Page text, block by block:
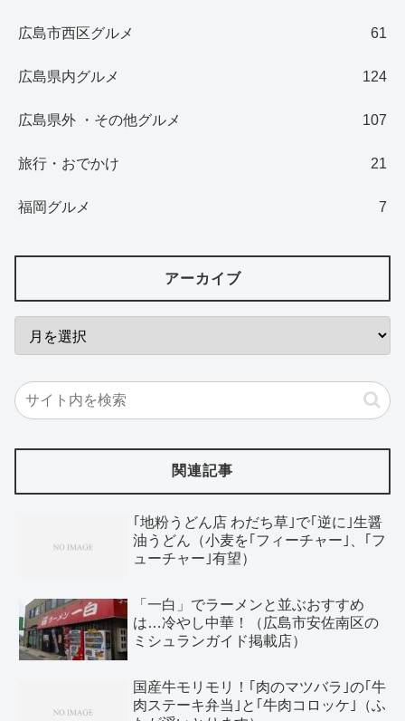
広島市西区グルメ 61
広島県内グルメ 124
広島県外 ・その他グルメ 107
旅行・おでかけ 21
福岡グルメ 7
アーカイブ
関連記事
｢地粉うどん店 わだち草｣で｢逆に｣生醤
油うどん（小麦を｢フィーチャー｣、｢フ
ューチャー｣有望）
「一白」でラーメンと並ぶおすすめ
は…冷やし中華！（広島市安佐南区の
ミシュランガイド掲載店）
国産牛モリモリ！｢肉のマツバラ｣の｢牛
肉ステーキ弁当｣と｢牛肉コロッケ｣（ふ